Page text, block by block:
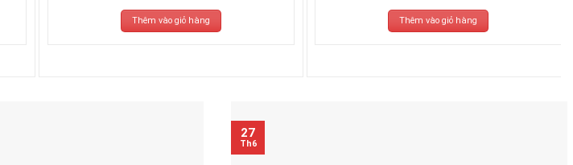
Thêm vào giỏ hàng Thêm vào giỏ hàng
27
Th6